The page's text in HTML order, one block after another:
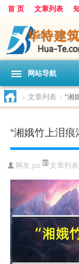
首 页 文章列表
网站导航
> 文章列表 > “湘
“湘娥竹上泪
网友:jzx 文章列表